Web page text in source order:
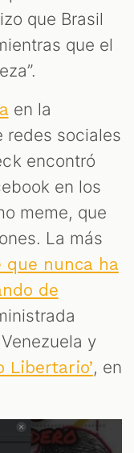
que Brasil
que el
en la
redes sociales
encontró
en los
meme, que
La más
que nunca ha
de
y
Libertario’, en